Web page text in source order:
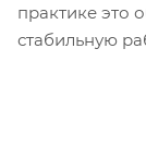
практике это
стабильную